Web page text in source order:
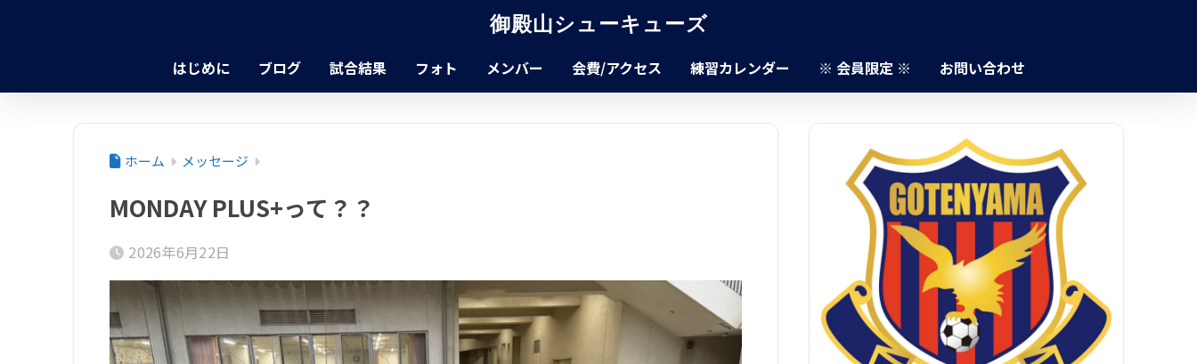
御殿山シューキューズ
はじめに ブログ 試合結果 フォト メンバー 会費/アクセス 練習カレンダー ※ 会員限定 ※ お問い合わせ
ホーム メッセージ
MONDAY PLUS+って？？
2026年6月22日